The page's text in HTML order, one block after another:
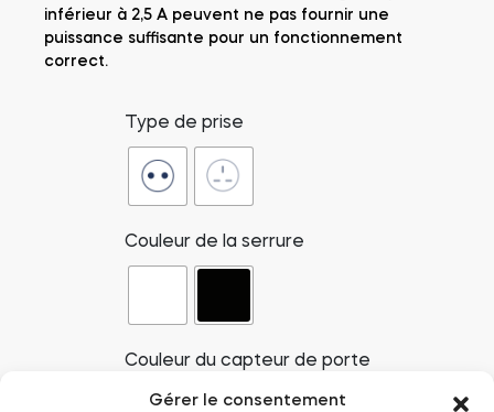
Gérer le consentement
inférieur à 2,5 A peuvent ne pas fournir une
puissance suffisante pour un fonctionnement
correct.
Type de prise
Couleur de la serrure
Couleur du capteur de porte